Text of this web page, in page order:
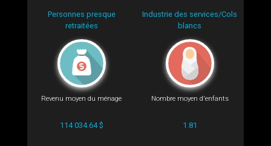
Personnes presque
retraitées
Industrie des services/Cols
blancs
Revenu moyen du ménage
114 034.64 $
Nombre moyen d'enfants
1.81